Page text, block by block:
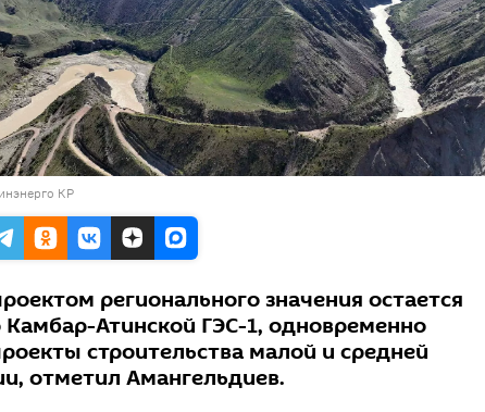
КР
регионального значения остается
Камбар-Атинской ГЭС-1, одновременно
строительства малой и средней
отметил Амангельдиев.